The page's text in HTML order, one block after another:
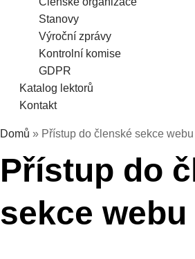
Stanovy
Výroční zprávy
Kontrolní komise
GDPR
Katalog lektorů
Kontakt
Domů » Přístup do členské sekce webu
Přístup do
sekce webu